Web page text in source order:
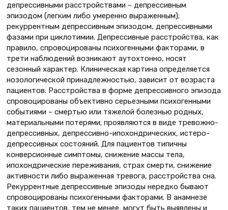
депрессивными расстройствами – депрессивным
эпизодом (легким либо умеренно выраженным);
рекуррентным депрессивным эпизодом, депрессивными
фазами при циклотимии. Депрессивные расстройства, как
правило, спро­воцированы психогенными факторами, в
трети наблюдений возникают аутохтонно, носят
сезонный характер. Клиническая картина определяется
нозологической принадлежностью, зависит от возраста
пациентов. Расстройства в форме депрессивного эпизода
спровоцированы объективно серьезными психогенными
событиями – смертью или тяжелой болезнью родных,
материальными потерями; проявляются в виде тревожно-
депрессивных, депрессивно-ипохондрических, истеро-
депрессивных состояний. Для пациентов типичны
конверсионные симптомы, снижение массы тела,
ипохондрические переживания, страх смерти, снижение
активности либо выраженная тревога, расстройства сна.
Рекуррентные депрессивные эпизоды нередко бывают
спровоцированы психогенными факторами. В анамнезе
таких пациентов, тем не менее, могут быть выявлены и